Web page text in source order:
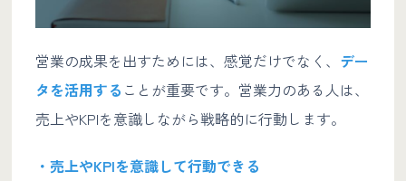
営業の成果を出すためには、感覚だけでなく、 デー
タを活用する ことが重要です。営業力のある人は、
売上やKPIを意識しながら戦略的に行動します。
・売上やKPIを意識して行動できる